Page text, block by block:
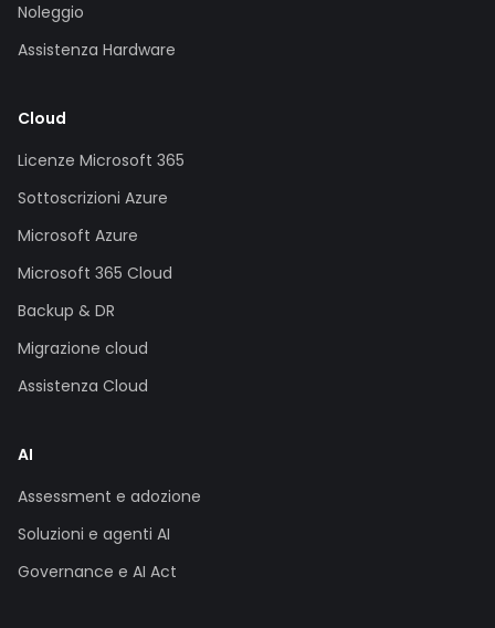
Noleggio
Assistenza Hardware
Cloud
Licenze Microsoft 365
Sottoscrizioni Azure
Microsoft Azure
Microsoft 365 Cloud
Backup & DR
Migrazione cloud
Assistenza Cloud
AI
Assessment e adozione
Soluzioni e agenti AI
Governance e AI Act